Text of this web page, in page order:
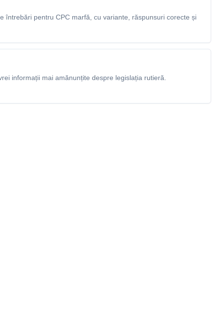
întrebări pentru CPC marfă, cu variante, răspunsuri corecte și
informații mai amănunțite despre legislația rutieră.